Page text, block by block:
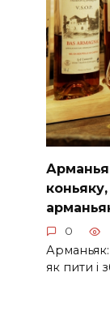
0
Арманьяк:
як пити і